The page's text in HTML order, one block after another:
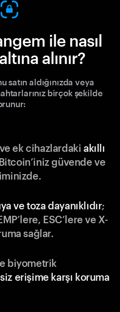
ile nasıl
alınır?
satın aldığınızda veya
birçok şekilde
ek cihazlardakiakıllı
güvende ve
ve toza dayanıklıdır;
ESC’lere ve X-
sağlar.
biyometrik
erişime karşı koruma